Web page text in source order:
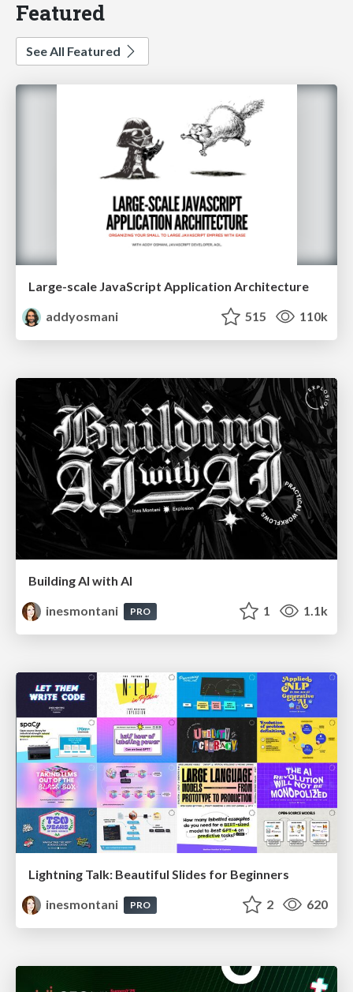
Featured
See All Featured
Large-scale JavaScript Application Architecture
addyosmani
515 110k
Building AI with AI
inesmontani
PRO 1 1.1k
Lightning Talk: Beautiful Slides for Beginners
inesmontani
PRO 2 620